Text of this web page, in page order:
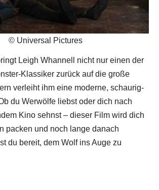
© Universal Pictures
Leigh Whannell nicht nur einen der
Klassiker zurück auf die große
verleiht ihm eine moderne, schaurig-
du Werwölfe liebst oder dich nach
Kino sehnst – dieser Film wird dich
packen und noch lange danach
du bereit, dem Wolf ins Auge zu